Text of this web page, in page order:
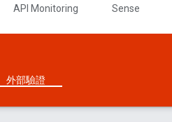
API Monitoring Sense
外部驗證